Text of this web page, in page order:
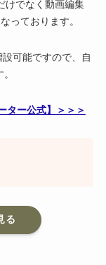
けでなく動画編集
っております。
可能ですので、自
ター公式】＞＞＞
る